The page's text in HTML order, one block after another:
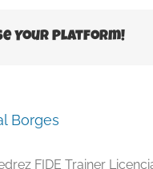
Your Platform!
Borges
FIDE Trainer